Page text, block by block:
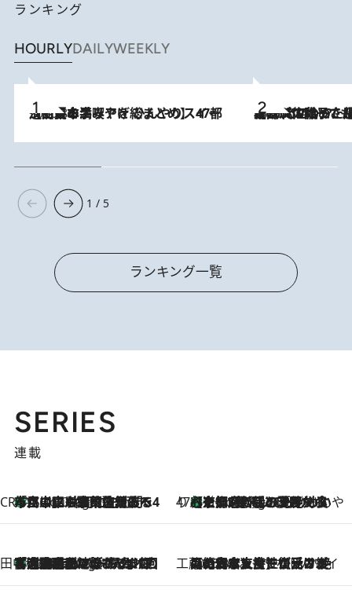
ランキング
HOURLYDAILYWEEKLY
2026.8.5
【西日本エリアを総まとめ】 47都道府県の手みやげ ひんやりスイーツで夏を満喫 2026.8.5
【阿川佐和子さんの年とる力】なぜ70代で始めた趣味は“こんなに楽しい”のか？ ピアノ、俳句…スランプに陥っても続けられる“ある秘訣”とは
1 / 5
ランキング一覧
SERIES
連載
CREA'S CHOICE
1 Hour Ago
「立川にも歌舞伎があるんだよ」 片岡仁左衛門・市川中車ら豪華座組みで4年目の立川立飛歌舞伎へ 47都道府県の手みやげ ひんやりスイーツで夏を満喫
1 Hour Ago
【京都府】この夏絶対食べたい 冷やしておいしいおやつ3選 ひと口目から心を掴む新緑のテリーヌ
田中稲の勝手に再ブーム
6 Hours Ago
「湘南乃風に憧れて」観客大盛上がりの“タオル回し”に、ラッパー顔負けの高速歌唱まで…さだまさし（74）のアグレッシブすぎる現在地 工藤まやのおもてなしハワイ
2026.8.6
【ハワイ土産】ローカルの絶大な支持で復活！ 絶品の幻クッキー《元ファンの日本人女性が受け継いだ名店》